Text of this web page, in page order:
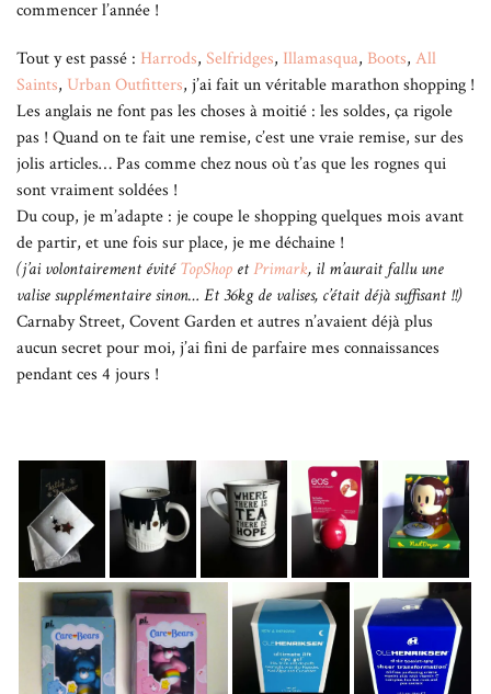
commencer l’année !
Tout y est passé : Harrods, Selfridges, Illamasqua, Boots, All
Saints, Urban Outfitters, j’ai fait un véritable marathon shopping !
Les anglais ne font pas les choses à moitié : les soldes, ça rigole
pas ! Quand on te fait une remise, c’est une vraie remise, sur des
jolis articles… Pas comme chez nous où t’as que les rognes qui
sont vraiment soldées !
Du coup, je m’adapte : je coupe le shopping quelques mois avant
de partir, et une fois sur place, je me déchaine !
(j’ai volontairement évitéTopShop etPrimark, il m’aurait fallu une
valise supplémentaire sinon… Et 36kg de valises, c’était déjà suffisant !!)
Carnaby Street, Covent Garden et autres n’avaient déjà plus
aucun secret pour moi, j’ai fini de parfaire mes connaissances
pendant ces 4 jours !